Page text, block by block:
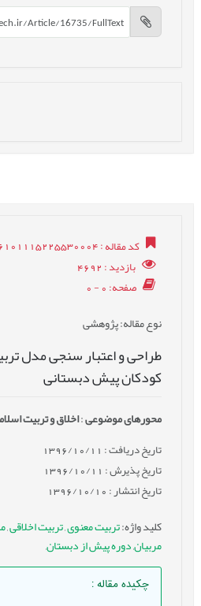
کد مقاله: 1396101115225530004
بازدید: 4692
صفحه: 0 - 0
نوع مقاله: پژوهشی
طراحی و اعتبار سنجی مدل
کودکان پیش دبستانی
محورهای موضوعی:اخلاق و تربیت
تاریخ دریافت : 1396/10/11
تاریخ پذیرش : 1396/10/11
تاریخ انتشار : 1396/10/10
کلید واژه:تربیت معنوی,تربیت اخلاقی,
مربیان,دوره پیش از دبستان,
چکیده مقاله: